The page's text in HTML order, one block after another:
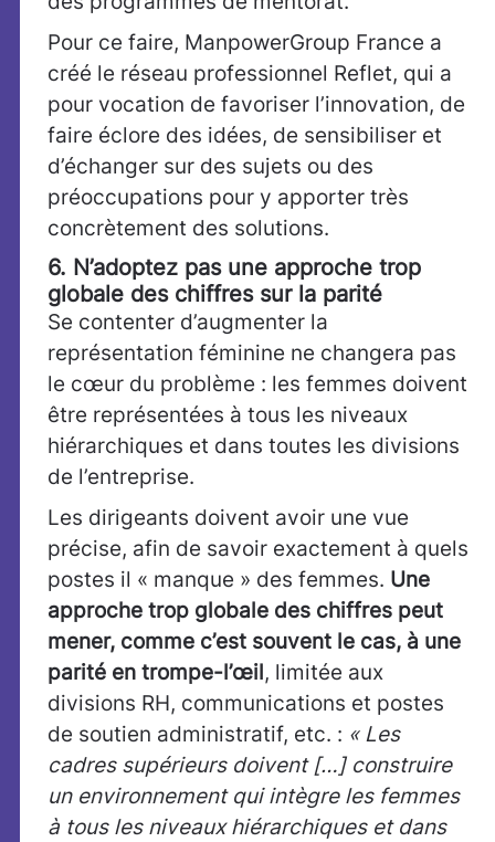
Pour ce faire, ManpowerGroup France a
créé le réseau professionnel Reflet, qui a
pour vocation de favoriser l’innovation, de
faire éclore des idées, de sensibiliser et
d’échanger sur des sujets ou des
préoccupations pour y apporter très
concrètement des solutions.
6. N’adoptez pas une approche trop
globale des chiffres sur la parité
Se contenter d’augmenter la
représentation féminine ne changera pas
le cœur du problème : les femmes doivent
être représentées à tous les niveaux
hiérarchiques et dans toutes les divisions
de l’entreprise.
Les dirigeants doivent avoir une vue
précise, afin de savoir exactement à quels
postes il « manque » des femmes. Une
approche trop globale des chiffres peut
mener, comme c’est souvent le cas, à une
parité en trompe-l’œil, limitée aux
divisions RH, communications et postes
de soutien administratif, etc. : « Les
cadres supérieurs doivent […] construire
un environnement qui intègre les femmes
à tous les niveaux hiérarchiques et dans